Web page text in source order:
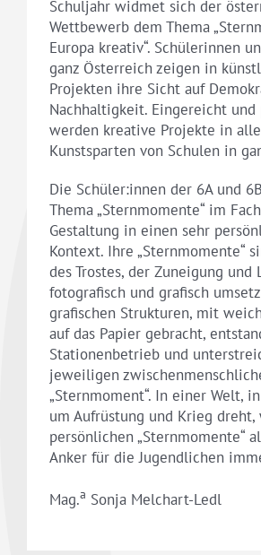
Schuljahr widmet sich der
Wettbewerb dem Thema
Europa kreativ“. Schülerinnen
ganz Österreich zeigen in
Projekten ihre Sicht auf
Nachhaltigkeit. Eingereicht
werden kreative Projekte in
Kunstsparten von Schulen in
Die Schüler:innen der 6A und
Thema „Sternmomente“ im
Gestaltung in einen sehr
Kontext. Ihre „Sternmomente“
des Trostes, der Zuneigung und
fotografisch und grafisch
grafischen Strukturen, mit
auf das Papier gebracht,
Stationenbetrieb und
jeweiligen
„Sternmoment“. In einer Welt,
um Aufrüstung und Krieg dreht,
persönlichen „Sternmomente“
Anker für die Jugendlichen
Mag.a Sonja Melchart-Ledl